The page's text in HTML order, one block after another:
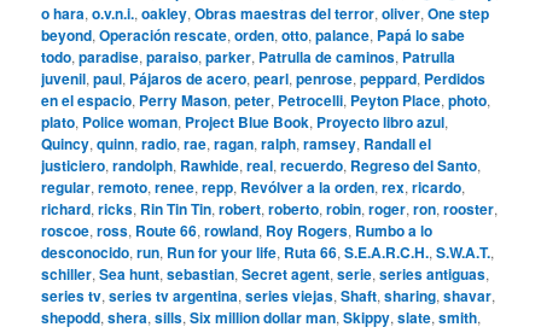
o hara,o.v.n.i.,oakley,Obras maestras del terror,oliver,One step
beyond,Operación rescate,orden,otto,palance, Papá lo sabe
todo,paradise,paraiso,parker, Patrulla de caminos, Patrulla
juvenil,paul, Pájaros de acero,pearl,penrose,peppard, Perdidos
en el espacio, Perry Mason,peter, Petrocelli, Peyton Place,photo,
plato, Police woman, Project Blue Book, Proyecto libro azul,
Quincy,quinn,radio,rae,ragan,ralph,ramsey, Randall el
justiciero,randolph, Rawhide,real,recuerdo, Regreso del Santo,
regular,remoto,renee,repp, Revólver a la orden,rex,ricardo,
richard,ricks, Rin Tin Tin,robert,roberto,robin,roger,ron,rooster,
roscoe,ross, Route 66,rowland, Roy Rogers, Rumbo a lo
desconocido,run, Run for your life, Ruta 66,S.E.A.R.C.H.,S.W.A.T.,
schiller,Sea hunt,sebastian,Secret agent,serie,series antiguas,
series tv,series tv argentina,series viejas,Shaft,sharing,shavar,
shepodd,shera,sills,Six million dollar man,Skippy,slate,smith,